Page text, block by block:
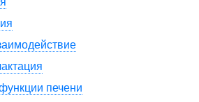
печени